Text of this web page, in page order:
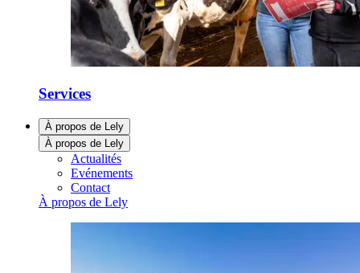
Services
À propos de Lely
À propos de Lely
Actualités
Evénements
Contact
À propos de Lely